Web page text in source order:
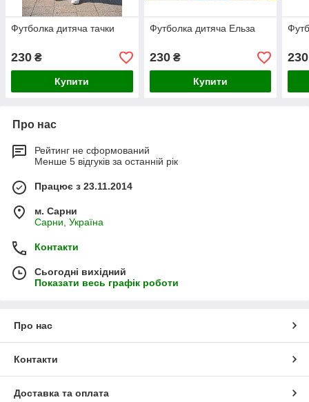
Футболка дитяча тачки
230 ₴
Купити
Футболка дитяча Ельза
230₴
Купити
230
Про нас
Рейтинг не сформований
Менше 5 відгуків за останній рік
Працює з 23.11.2014
м. Сарни
Сарни, Україна
Контакти
Сьогодні вихідний
Показати весь графік роботи
Про нас
Контакти
Доставка та оплата